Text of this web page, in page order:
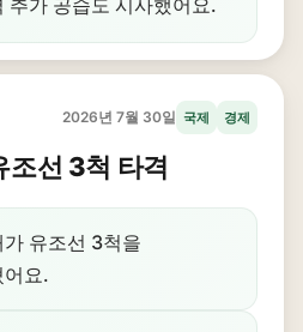
추가 공습도 시사했어요.
2026년 7월 30일 국제 경제
조선 3척 타격
유조선 3척을
어요.